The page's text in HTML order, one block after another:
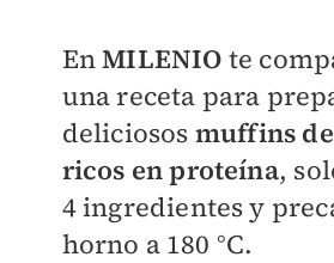
EnMILENIO te
una receta para
deliciosos muffins
ricos en proteína,
4 ingredientes y
horno a 180 °C.